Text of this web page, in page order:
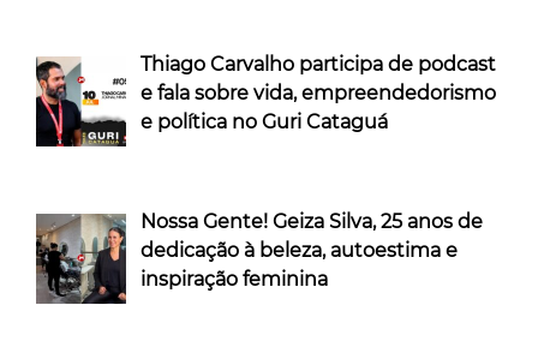
Thiago Carvalho participa de podcast
e fala sobre vida, empreendedorismo
e política no Guri Cataguá
Nossa Gente! Geiza Silva, 25 anos de
dedicação à beleza, autoestima e
inspiração feminina